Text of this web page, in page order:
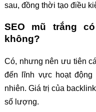
sau, đồng thời tạo điều
SEO mũ trắng
không?
Có, nhưng nên ưu tiên
đến lĩnh vực hoạt
nhiên. Giá trị của
số lượng.